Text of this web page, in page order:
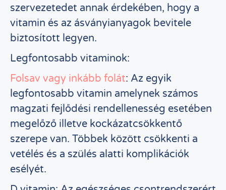
szervezetedet annak érdekében, hogy a
vitamin és az ásványianyagok bevitele
biztosított legyen.
Legfontosabb vitaminok:
Folsav vagy inkább folát: Az egyik
legfontosabb vitamin amelynek számos
magzati fejlődési rendellenesség esetében
megelőző illetve kockázatcsökkentő
szerepe van. Többek között csökkenti a
vetélés és a szülés alatti komplikációk
esélyét.